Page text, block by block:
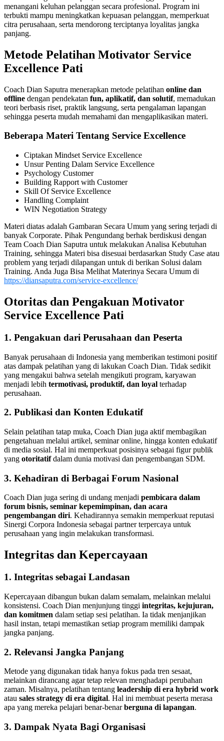
menangani keluhan pelanggan secara profesional. Program ini
terbukti mampu meningkatkan kepuasan pelanggan, memperkuat
citra perusahaan, serta mendorong terciptanya loyalitas jangka
panjang.
Metode Pelatihan Motivator Service
Excellence Pati
Coach Dian Saputra menerapkan metode pelatihan online dan
offline dengan pendekatan fun, aplikatif, dan solutif, memadukan
teori berbasis riset, praktik langsung, serta pengalaman lapangan
sehingga peserta mudah memahami dan mengaplikasikan materi.
Beberapa Materi Tentang Service Excellence
Ciptakan Mindset Service Excellence
Unsur Penting Dalam Service Excellence
Psychology Customer
Building Rapport with Customer
Skill Of Service Excellence
Handling Complaint
WIN Negotiation Strategy
Materi diatas adalah Gambaran Secara Umum yang sering terjadi di
banyak Corporate. Pihak Pengundang berhak berdiskusi dengan
Team Coach Dian Saputra untuk melakukan Analisa Kebutuhan
Training, sehingga Materi bisa disesuai berdasarkan Study Case atau
problem yang terjadi dilapangan untuk di berikan Solusi dalam
Training. Anda Juga Bisa Melihat Materinya Secara Umum di
https://diansaputra.com/service-excellence/
Otoritas dan Pengakuan Motivator
Service Excellence Pati
1. Pengakuan dari Perusahaan dan Peserta
Banyak perusahaan di Indonesia yang memberikan testimoni positif
atas dampak pelatihan yang di lakukan Coach Dian. Tidak sedikit
yang mengakui bahwa setelah mengikuti program, karyawan
menjadi lebih termotivasi, produktif, dan loyal terhadap
perusahaan.
2. Publikasi dan Konten Edukatif
Selain pelatihan tatap muka, Coach Dian juga aktif membagikan
pengetahuan melalui artikel, seminar online, hingga konten edukatif
di media sosial. Hal ini memperkuat posisinya sebagai figur publik
yang otoritatifdalam dunia motivasi dan pengembangan SDM.
3. Kehadiran di Berbagai Forum Nasional
Coach Dian juga sering di undang menjadi pembicara dalam
forum bisnis, seminar kepemimpinan, dan acara
pengembangan diri. Kehadirannya semakin memperkuat reputasi
Sinergi Corpora Indonesia sebagai partner terpercaya untuk
perusahaan yang ingin melakukan transformasi.
Integritas dan Kepercayaan
1. Integritas sebagai Landasan
Kepercayaan dibangun bukan dalam semalam, melainkan melalui
konsistensi. Coach Dian menjunjung tinggi integritas, kejujuran,
dan komitmen dalam setiap sesi pelatihan. Ia tidak menjanjikan
hasil instan, tetapi memastikan setiap program memiliki dampak
jangka panjang.
2. Relevansi Jangka Panjang
Metode yang digunakan tidak hanya fokus pada tren sesaat,
melainkan dirancang agar tetap relevan menghadapi perubahan
zaman. Misalnya, pelatihan tentang leadership di era hybrid work
atau sales strategy di era digital. Hal ini membuat peserta merasa
apa yang mereka pelajari benar-benarberguna di lapangan.
3. Dampak Nyata Bagi Organisasi